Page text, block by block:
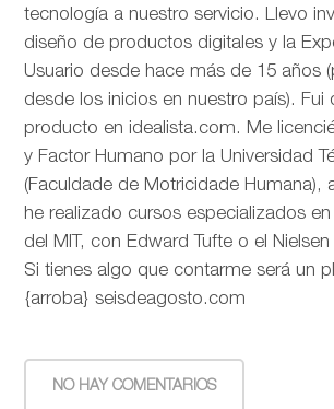
tecnología a nuestro servicio. Llevo
diseño de productos digitales y la
Usuario desde hace más de 15 años
desde los inicios en nuestro país). Fui
producto en idealista.com. Me
y Factor Humano por la Universidad
(Faculdade de Motricidade Humana),
he realizado cursos especializados
del MIT, con Edward Tufte o el
Si tienes algo que contarme será un
{arroba} seisdeagosto.com
NO HAY COMENTARIOS